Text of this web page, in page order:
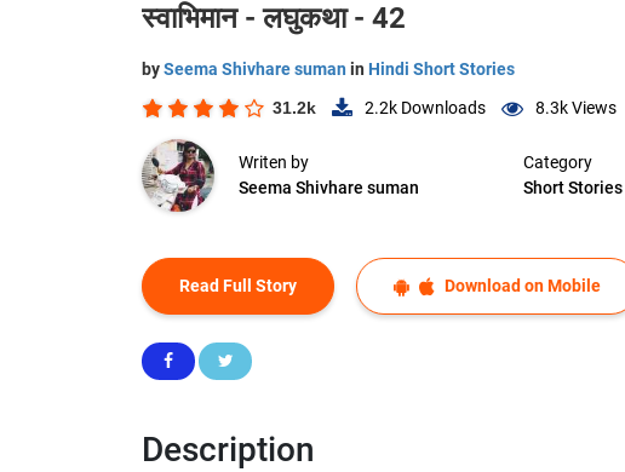
स्वाभिमान - लघुकथा - 42
bySeema Shivhare suman in Hindi Short Stories
31.2k 2.2k Downloads 8.3kViews
Writen by
Seema Shivhare suman
Category
Short Stories
Read Full Story Download on Mobile
Description